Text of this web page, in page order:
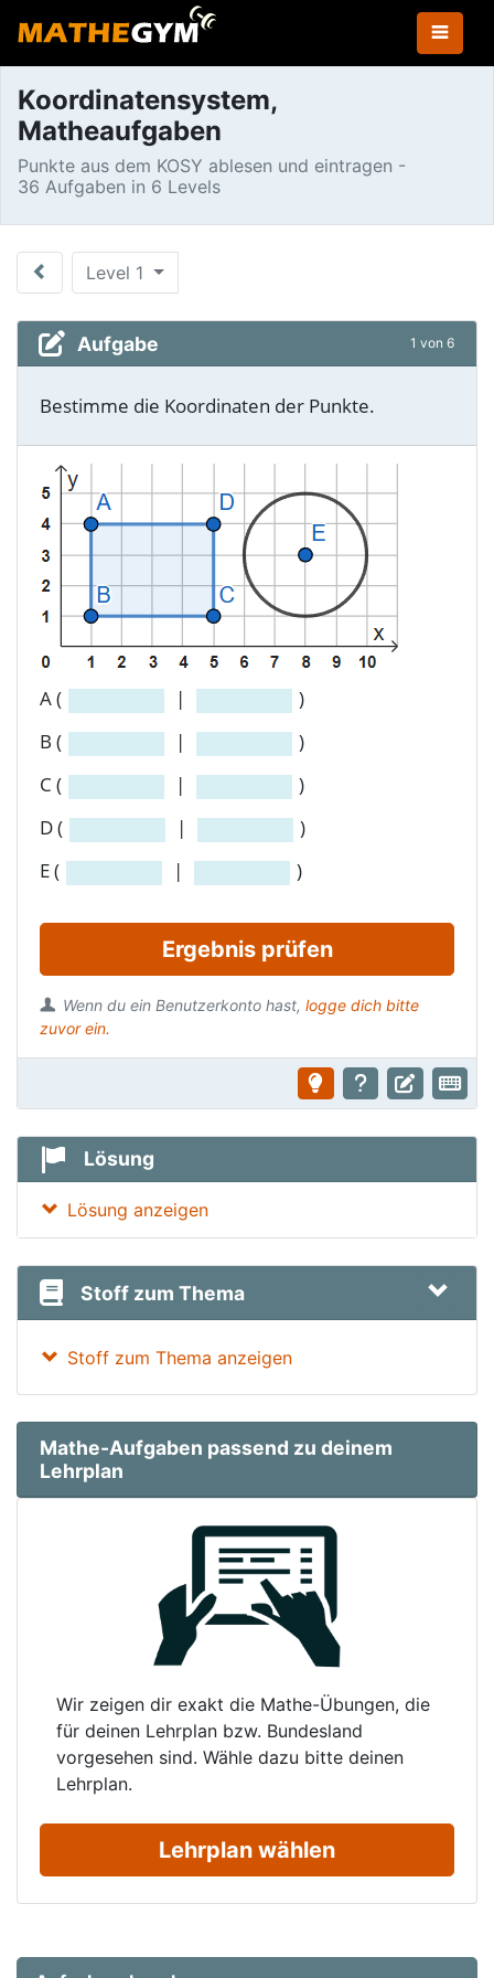
Koordinatensystem,
Matheaufgaben
Punkte aus dem KOSY ablesen und eintragen -
36 Aufgaben in 6 Levels
Level 1
Aufgabe 1 von 6
Bestimme die Koordinaten der Punkte.
A ( |
)
B (
|
)
C (
|
)
D (
|
)
E (
| )
Ergebnis prüfen
Wenn du ein Benutzerkonto hast, logge dich bitte
zuvor ein.
Lösung
Lösung anzeigen
Stoff zum Thema
Stoff zum Thema anzeigen
Mathe-Aufgaben passend zu deinem
Lehrplan
Wir zeigen dir exakt die Mathe-Übungen, die
für deinen Lehrplan bzw. Bundesland
vorgesehen sind. Wähle dazu bitte deinen
Lehrplan.
Lehrplan wählen